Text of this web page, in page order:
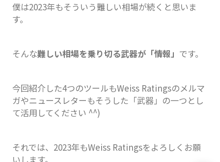
僕は2023年もそういう難しい相場が続くと思いま
す。
そんな難しい相場を乗り切る武器が「情報」 です。
今回紹介した4つのツールもWeiss Ratingsのメルマ
ガやニュースレターもそうした「武器」の一つとし
て活用してください ^^)
それでは、2023年もWeiss Ratingsをよろしくお願
いします。